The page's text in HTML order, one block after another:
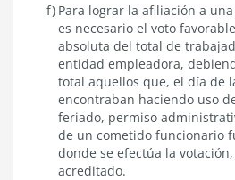
Para lograr la afiliación a
es necesario el voto
absoluta del total de
entidad empleadora,
total aquellos que, el día de
encontraban haciendo uso
feriado, permiso
de un cometido funcionario
donde se efectúa la
acreditado.